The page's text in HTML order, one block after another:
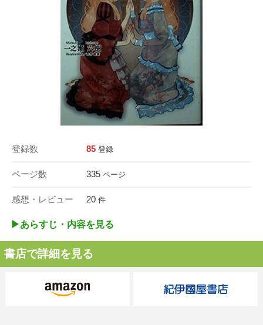
登録数 85 登録
ページ数 335 ページ
感想・レビュー 20 件
▶︎あらすじ・内容を見る
書店で詳細を見る